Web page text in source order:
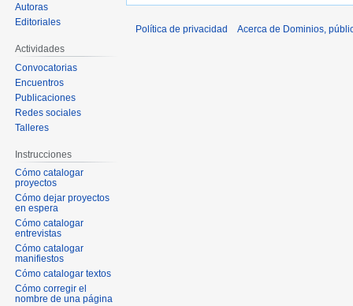
Autoras
Editoriales
Actividades
Convocatorias
Encuentros
Publicaciones
Redes sociales
Talleres
Instrucciones
Cómo catalogar
proyectos
Cómo dejar proyectos
en espera
Cómo catalogar
entrevistas
Cómo catalogar
manifiestos
Cómo catalogar textos
Cómo corregir el
nombre de una página
Política de privacidad Acerca de Dominios,